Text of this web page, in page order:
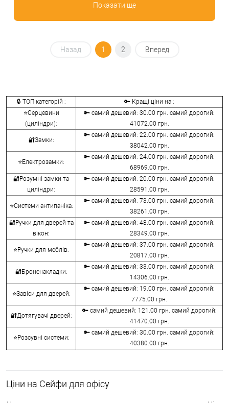
Показати ще
Назад 1 2 Вперед
🔒 ТОП категорій :
🔑 Кращі ціни на :
⭐Серцевини
(циліндри):
🔑 самий дешевий: 30.00 грн. самий дорогий:
41072.00 грн.
🔐Замки:
🔑 самий дешевий: 22.00 грн. самий дорогий:
38042.00 грн.
⭐Електрозамки:
🔑 самий дешевий: 24.00 грн. самий дорогий:
68969.00 грн.
🔐Розумні замки та
циліндри:
🔑 самий дешевий: 20.00 грн. самий дорогий:
28591.00 грн.
⭐Системи антипаніка:
🔑 самий дешевий: 73.00 грн. самий дорогий:
38261.00 грн.
🔐Ручки для дверей та
вікон:
🔑 самий дешевий: 48.00 грн. самий дорогий:
28349.00 грн.
⭐Ручки для меблів:
🔑 самий дешевий: 37.00 грн. самий дорогий:
20817.00 грн.
🔐Броненакладки:
🔑 самий дешевий: 33.00 грн. самий дорогий:
14306.00 грн.
⭐Завіси для дверей:
🔑 самий дешевий: 19.00 грн. самий дорогий:
7775.00 грн.
🔐Дотягувачі дверей:
🔑 самий дешевий: 121.00 грн. самий дорогий:
41470.00 грн.
⭐Розсувні системи:
🔑 самий дешевий: 30.00 грн. самий дорогий:
40380.00 грн.
⭐Сейфи:
Ціни на Сейфи для офісу